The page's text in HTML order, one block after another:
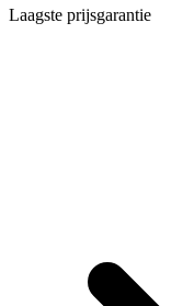
Laagste prijsgarantie